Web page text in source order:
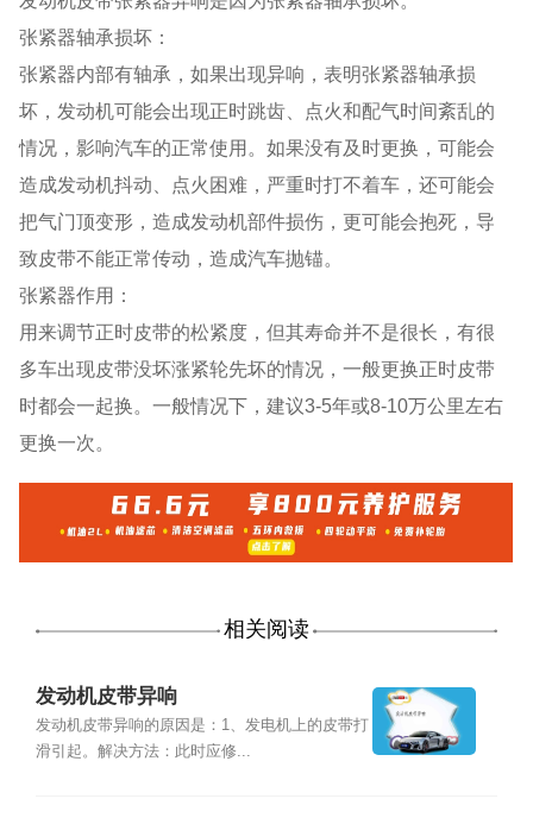
张紧器轴承损坏：
张紧器内部有轴承，如果出现异响，表明张紧器轴承损
坏，发动机可能会出现正时跳齿、点火和配气时间紊乱的
情况，影响汽车的正常使用。如果没有及时更换，可能会
造成发动机抖动、点火困难，严重时打不着车，还可能会
把气门顶变形，造成发动机部件损伤，更可能会抱死，导
致皮带不能正常传动，造成汽车抛锚。
张紧器作用：
用来调节正时皮带的松紧度，但其寿命并不是很长，有很
多车出现皮带没坏涨紧轮先坏的情况，一般更换正时皮带
时都会一起换。一般情况下，建议3-5年或8-10万公里左右
更换一次。
相关阅读
发动机皮带异响
发动机皮带异响的原因是：1、发电机上的皮带打
滑引起。解决方法：此时应修...